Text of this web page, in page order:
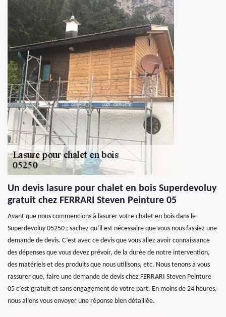
Un devis lasure pour chalet en bois Superdevoluy
gratuit chez FERRARI Steven Peinture 05
Avant que nous commencions à lasurer votre chalet en bois dans le
Superdevoluy 05250 ; sachez qu’il est nécessaire que vous nous fassiez une
demande de devis. C’est avec ce devis que vous allez avoir connaissance
des dépenses que vous devez prévoir, de la durée de notre intervention,
des matériels et des produits que nous utilisons, etc. Nous tenons à vous
rassurer que, faire une demande de devis chez FERRARI Steven Peinture
05 c’est gratuit et sans engagement de votre part. En moins de 24 heures,
nous allons vous envoyer une réponse bien détaillée.